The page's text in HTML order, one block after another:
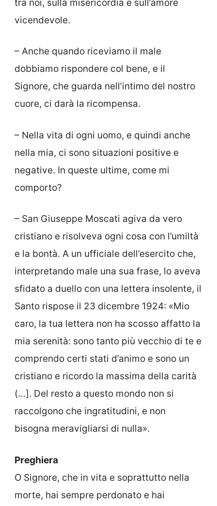
tra noi, sulla misericordia e sull’amore
vicendevole.
– Anche quando riceviamo il male
dobbiamo rispondere col bene, e il
Signore, che guarda nell’intimo del nostro
cuore, ci darà la ricompensa.
– Nella vita di ogni uomo, e quindi anche
nella mia, ci sono situazioni positive e
negative. In queste ultime, come mi
comporto?
– San Giuseppe Moscati agiva da vero
cristiano e risolveva ogni cosa con l’umiltà
e la bontà. A un ufficiale dell’esercito che,
interpretando male una sua frase, lo aveva
sfidato a duello con una lettera insolente, il
Santo rispose il 23 dicembre 1924: «Mio
caro, la tua lettera non ha scosso affatto la
mia serenità: sono tanto più vecchio di te e
comprendo certi stati d’animo e sono un
cristiano e ricordo la massima della carità
(…]. Del resto a questo mondo non si
raccolgono che ingratitudini, e non
bisogna meravigliarsi di nulla».
Preghiera
O Signore, che in vita e soprattutto nella
morte, hai sempre perdonato e hai